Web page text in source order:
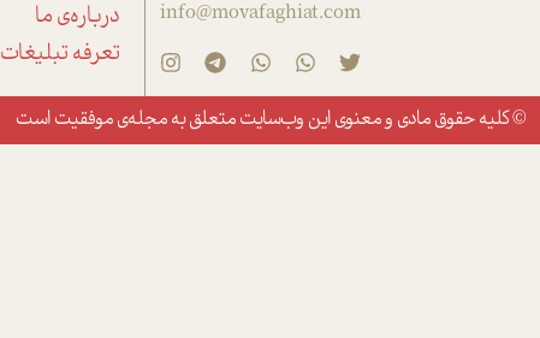
info@movafaghiat.com
درباره‌ی ما
تعرفه تبلیغات
© کلیه حقوق مادی و معنوی این وب‌سایت متعلق بهمجله‌ی موفقیتاست